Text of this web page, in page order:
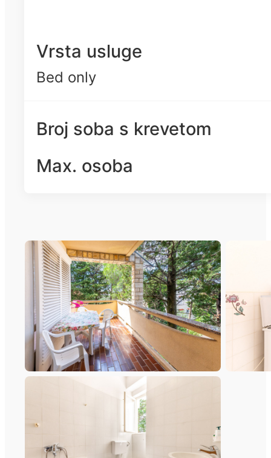
Vrsta usluge
Bed only
Broj soba s krevetom
Max. osoba